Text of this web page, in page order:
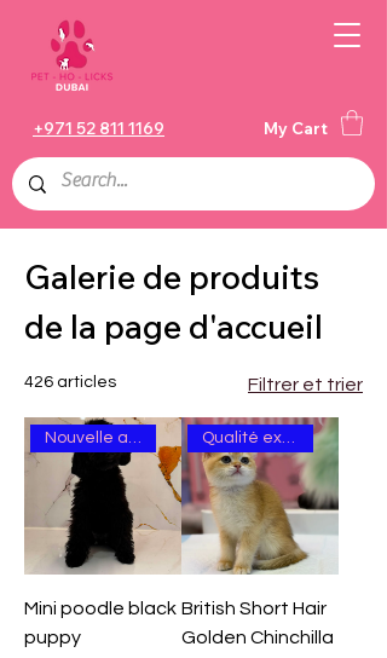
+971 52 811 1169 My Cart
Galerie de produits
de la page d'accueil
426 articles Filtrer et trier
Mini poodle black
puppy
British Short Hair
Golden Chinchilla